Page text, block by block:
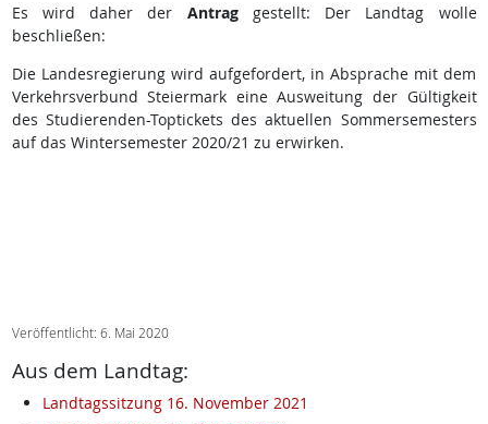
Es wird daher der Antrag gestellt: Der Landtag wolle
beschließen:
Die Landesregierung wird aufgefordert, in Absprache mit dem
Verkehrsverbund Steiermark eine Ausweitung der Gültigkeit
des Studierenden-Toptickets des aktuellen Sommersemesters
auf das Wintersemester 2020/21 zu erwirken.
Veröffentlicht: 6. Mai 2020
Aus dem Landtag:
Landtagssitzung 16. November 2021